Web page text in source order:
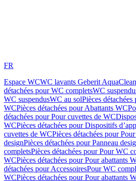
FR
Espace WCWC lavants Geberit AquaClean
détachées pour WC completsWC
WC suspendusWC au solPièces
WCPièces détachées pour Abattants WC
détachées pour Pour cuvettes de WC
WCPièces détachées pour Dispositifs
cuvettes de WCPièces détachées pour
designPièces détachées pour Panneau
completsPièces détachées pour Pour WC
WCPièces détachées pour Pour abattants
détachées pour AccessoiresPour WC
WCPièces détachées pour Pour abattants